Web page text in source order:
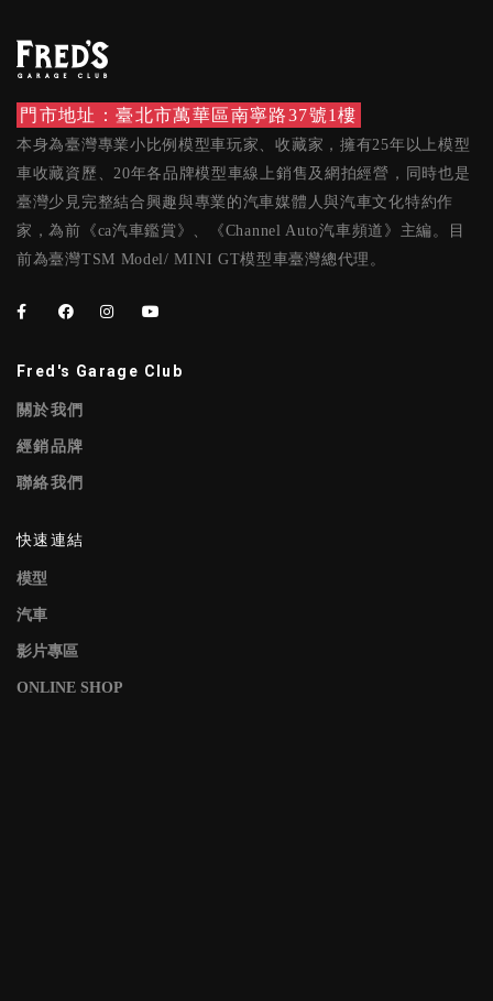
門市地址：臺北市萬華區南寧路37號1樓
本身為臺灣專業小比例模型車玩家、收藏家，擁有25年以上模型
車收藏資歷、20年各品牌模型車線上銷售及網拍經營，同時也是
臺灣少見完整結合興趣與專業的汽車媒體人與汽車文化特約作
家，為前《ca汽車鑑賞》、《Channel Auto汽車頻道》主編。目
前為臺灣TSM Model/ MINI GT模型車臺灣總代理。
Fred's Garage Club
關於我們
經銷品牌
聯絡我們
快速連結
模型
汽車
影片專區
ONLINE SHOP